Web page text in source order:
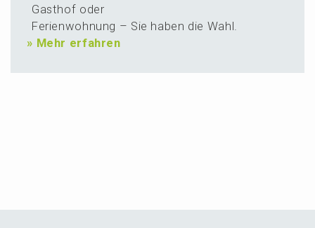
Gasthof oder
Ferien­woh­nung – Sie haben die Wahl.
» Mehr erfahren